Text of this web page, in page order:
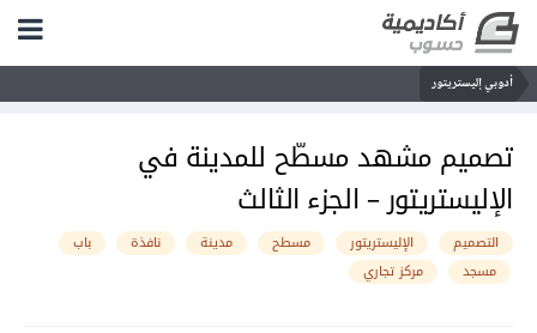
أدوبي إليستريتور
تصميم مشهد مسطّح للمدينة في
الإليستريتور – الجزء الثالث
التصميم الإليستريتور مسطح مدينة نافذة
باب
مسجد
مركز تجاري